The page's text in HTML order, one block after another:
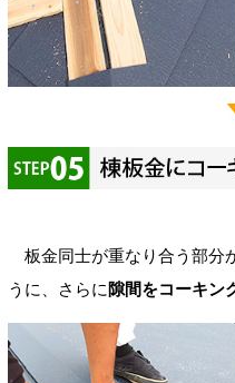
板金同士が重なり合う部分
うに、さらに 隙間をコーキン